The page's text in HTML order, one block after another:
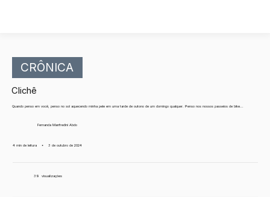
CRÔNICA
Clichê
Quando penso em você, penso no sol aquecendo minha pele em uma tarde de outono de um domingo qualquer. Penso nos nossos passeios de bike...
Fernanda Manfredini Abdo
4 min de leitura • 3 de outubro de 2024
39 visualizações